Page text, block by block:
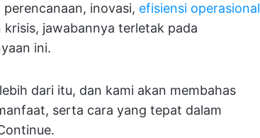
inovasi, efisiensi operasional
jawabannya terletak pada
ini.
dari itu, dan kami akan membahas
serta cara yang tepat dalam